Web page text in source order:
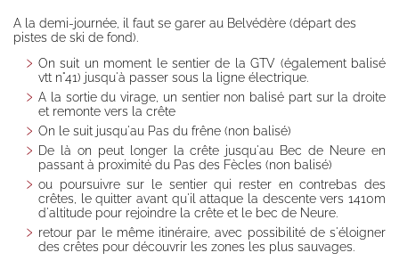
The gîte’s team
Visitors' book
Prices, booking
Half board
Free
management
Availability
Booking
Access /
Contact
A la demi-journée, il faut se garer au Belvédère (départ des
pistes de ski de fond).
On suit un moment le sentier de la GTV (également balisé
vtt n°41) jusqu'à passer sous la ligne électrique.
A la sortie du virage, un sentier non balisé part sur la droite
et remonte vers la crête
On le suit jusqu'au Pas du frêne (non balisé)
De là on peut longer la crête jusqu'au Bec de Neure en
passant à proximité du Pas des Fècles (non balisé)
ou poursuivre sur le sentier qui rester en contrebas des
crêtes, le quitter avant qu'il attaque la descente vers 1410m
d'altitude pour rejoindre la crête et le bec de Neure.
retour par le même itinéraire, avec possibilité de s'éloigner
des crêtes pour découvrir les zones les plus sauvages.